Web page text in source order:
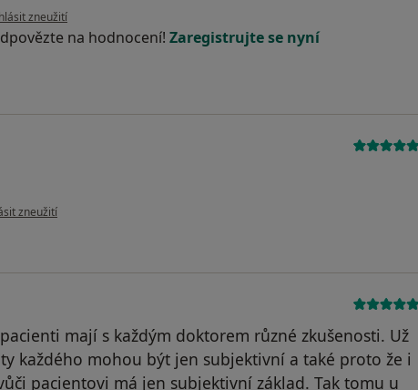
názoru uživatele Váš účet byl odstraněn
zneužití
na hodnocení! Zaregistrujte se nyní
názoru uživatele Pacient
zneužití
mají s každým doktorem různé zkušenosti. Už
každého mohou být jen subjektivní a také proto že i
pacientovi má jen subjektivní základ. Tak tomu u